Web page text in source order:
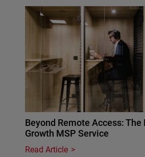
Beyond Remote Access:
Growth MSP Service
Read Article